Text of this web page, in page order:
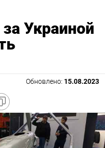
Украиной
Обновлено: 15.08.2023